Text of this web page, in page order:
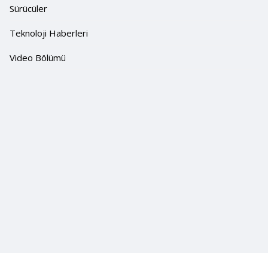
Sürücüler
Teknoloji Haberleri
Video Bölümü